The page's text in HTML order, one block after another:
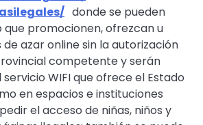
donde se pueden
promocionen, ofrezcan u
azar online sin la autorización
competente y serán
WIFI que ofrece el Estado
en espacios e instituciones
el acceso de niñas, niños y